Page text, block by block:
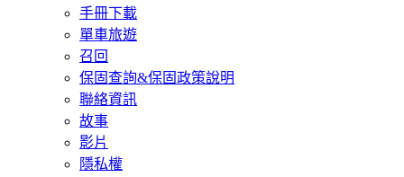
手冊下載
單車旅遊
召回
保固查詢&保固政策說明
聯絡資訊
故事
影片
隱私權